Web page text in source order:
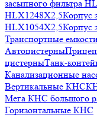
засыпного фильтра
HLX1248X2,5Корпус
HLX1054X2,5Корпус
Транспортные
Автоцистерны
цистерныТанк-
Канализационные
Вертикальные КНС
Мега КНС большого
Горизонтальные КНС